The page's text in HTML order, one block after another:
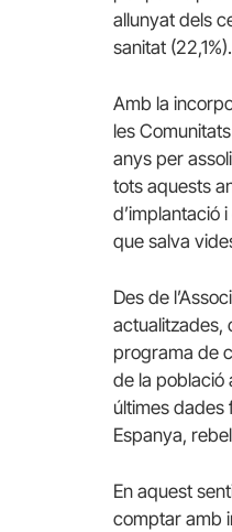
allunyat dels
sanitat (22,1%).
Amb la
les
anys per
tots aquests
d’implantació
que salva
Des de
actualitzades,
programa de
de la població
últimes dades
Espanya,
En aquest
comptar amb